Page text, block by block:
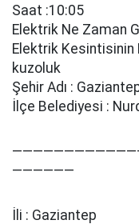
Saat :10:05
Elektrik Ne Zaman
Elektrik Kesintisinin
kuzoluk
Şehir Adı :
İlçe Belediyesi :
——————
İli : Gaziantep